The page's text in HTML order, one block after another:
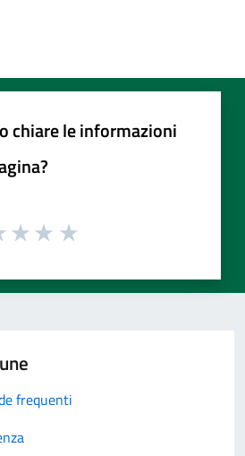
chiare le informazioni
frequenti